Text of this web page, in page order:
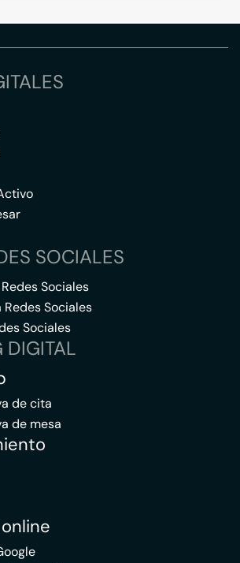
SOCIALES
Sociales
Redes Sociales
Sociales
DIGITAL
de cita
de mesa